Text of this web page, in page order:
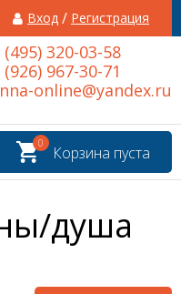
Вход / Регистрация
(495) 320-03-58
(926) 967-30-71
online@yandex.ru
Корзина пуста
0
душа